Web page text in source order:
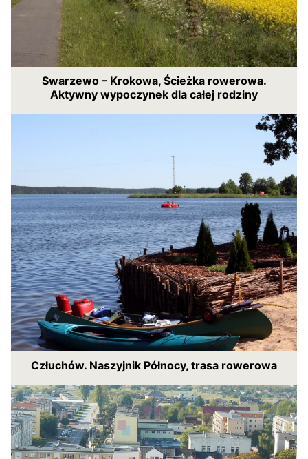
Swarzewo – Krokowa, Ścieżka rowerowa.
Aktywny wypoczynek dla całej rodziny
Człuchów. Naszyjnik Północy, trasa rowerowa